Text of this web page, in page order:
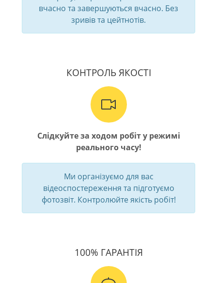
вчасно та завершуються вчасно. Без
зривів та цейтнотів.
КОНТРОЛЬ ЯКОСТІ
Слідкуйте за ходом робіт у режимі
реального часу!
Ми організуємо для вас
відеоспостереження та підготуємо
фотозвіт. Контролюйте якість робіт!
100% ГАРАНТІЯ